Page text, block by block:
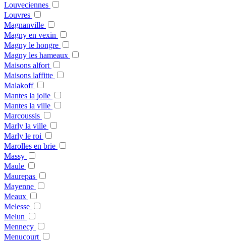
Louveciennes
Louvres
Magnanville
Magny en vexin
Magny le hongre
Magny les hameaux
Maisons alfort
Maisons laffitte
Malakoff
Mantes la jolie
Mantes la ville
Marcoussis
Marly la ville
Marly le roi
Marolles en brie
Massy
Maule
Maurepas
Mayenne
Meaux
Melesse
Melun
Mennecy
Menucourt